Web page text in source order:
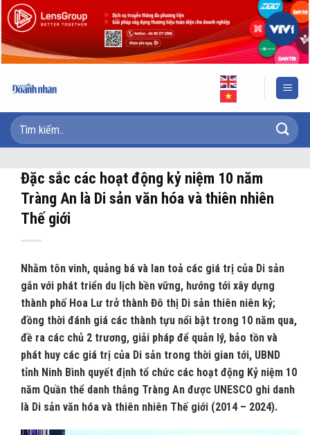
Skip
to
content
Đặc sắc các hoạt động kỷ niệm 10 năm
Tràng An là Di sản văn hóa và thiên nhiên
Thế giới
Nhằm tôn vinh, quảng bá và lan toả các giá trị của Di sản
gắn với phát triển du lịch bền vững, hướng tới xây dựng
thành phố Hoa Lư trở thành Đô thị Di sản thiên niên kỷ;
đồng thời đánh giá các thành tựu nổi bật trong 10 năm qua,
đề ra các chủ 2 trương, giải pháp để quản lý, bảo tồn và
phát huy các giá trị của Di sản trong thời gian tới, UBND
tỉnh Ninh Bình quyết định tổ chức các hoạt động Kỷ niệm 10
năm Quần thể danh thắng Tràng An được UNESCO ghi danh
là Di sản văn hóa và thiên nhiên Thế giới (2014 – 2024).